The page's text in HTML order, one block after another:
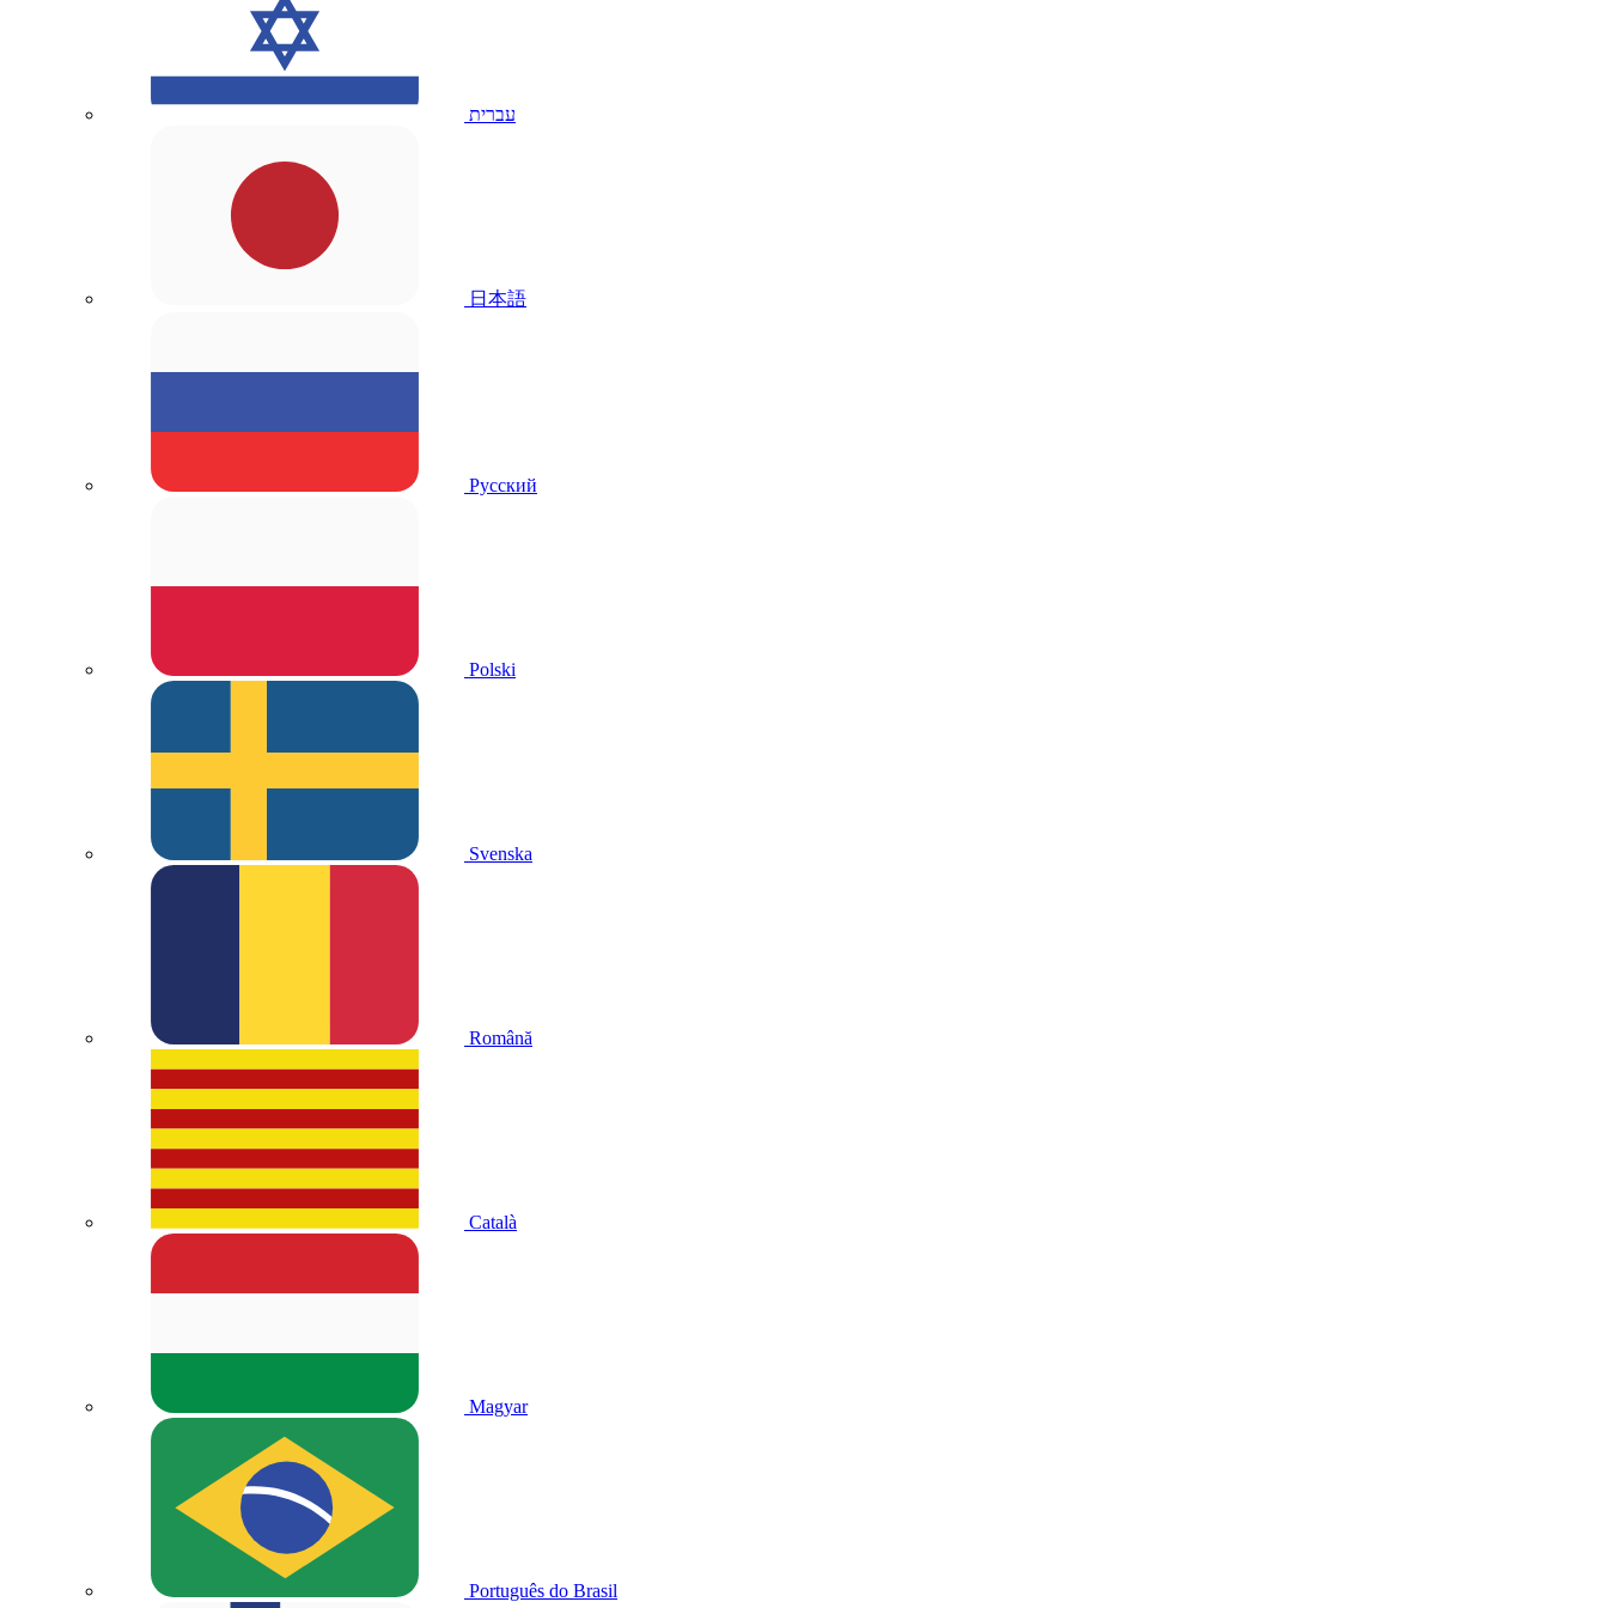
עברית
日本語
Русский
Polski
Svenska
Română
Català
Magyar
Português do Brasil